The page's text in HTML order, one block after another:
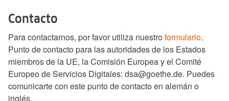
Contacto
Para contactarnos, por favor utiliza nuestro formulario.
Punto de contacto para las autoridades de los Estados
miembros de la UE, la Comisión Europea y el Comité
Europeo de Servicios Digitales: dsa@goethe.de. Puedes
comunicarte con este punto de contacto en alemán o
inglés.